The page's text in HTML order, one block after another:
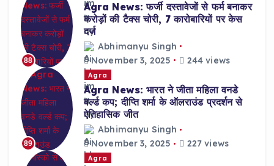
88
Agra News: फर्जी दस्तावेजों से फर्म बनाकर
करोड़ों की टैक्स चोरी, 7 कारोबारियों पर केस
दर्ज
Abhimanyu Singh
November 3, 2025
244 views
89
Agra
Agra News: भारत ने जीता महिला वनडे
वर्ल्ड कप; दीप्ति शर्मा के ऑलराउंड प्रदर्शन से
ऐतिहासिक जीत
Abhimanyu Singh
November 3, 2025
227 views
Agra